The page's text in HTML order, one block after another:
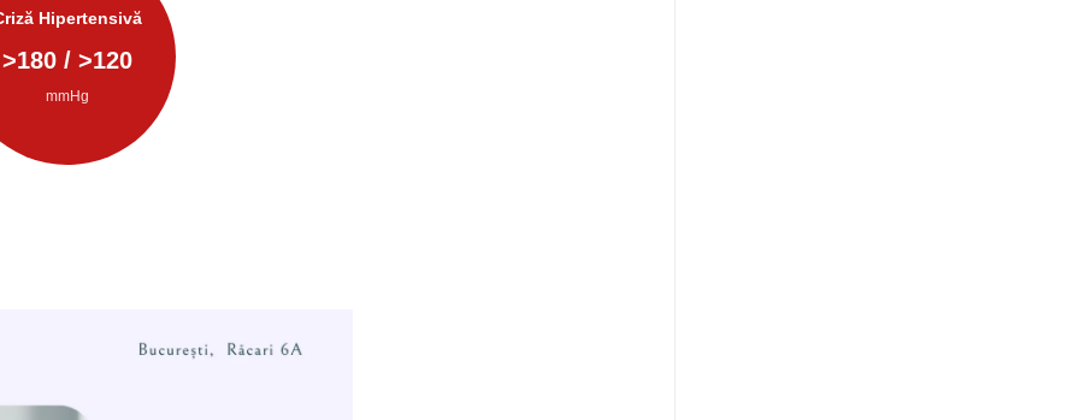
Hipertensivă
>180 / >120
mmHg